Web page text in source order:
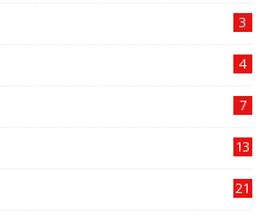
3
4
7
13
21